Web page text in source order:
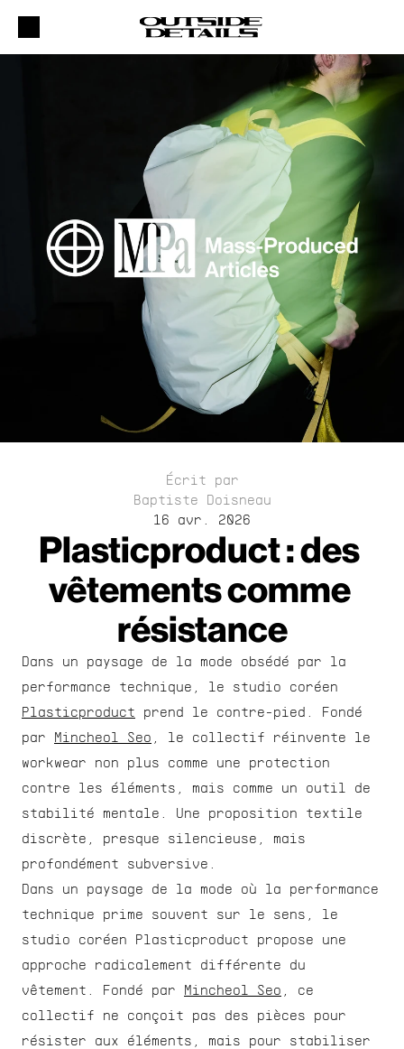
Écrit par
Baptiste Doisneau
16 avr. 2026
Plasticproduct : des
vêtements comme
résistance
Dans un paysage de la mode obsédé par la
Plasticproduct prend le contre-pied. Fondé
par
Mincheol Seo , le collectif réinvente le
workwear non plus comme une protection
contre les éléments, mais comme un outil de
stabilité mentale. Une proposition textile
discrète, presque silencieuse, mais
profondément subversive.
Dans un paysage de la mode où la performance
technique prime souvent sur le sens, le
studio coréen Plasticproduct propose une
approche radicalement différente du
vêtement. Fondé par
Mincheol Seo , ce
collectif ne conçoit pas des pièces pour
résister aux éléments, mais pour stabiliser